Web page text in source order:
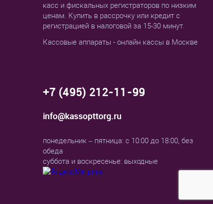
касс и фискальных регистраторов по низким
ценам. Купить в рассрочку или кредит с
регистрацией в налоговой за 15-30 минут.
Кассовые аппараты - онлайн кассы в Москве
+7 (495) 212-11-99
info@kassopttorg.ru
понедельник – пятница: с 10:00 до 18:00, без
обеда
суббота и воскресенье: выходные